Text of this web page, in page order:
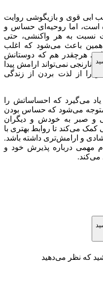
ابی قوی و بازیگوشی روایت
است، اما روحیه‌ای حساس و
نسبت به هر واکنشی، حتی
باعث می‌شود که اغلب
هرچقدر هم که دوستانش
نارنجی نمی‌تواند ارامش پیدا
را از لذت بردن از زندگی
می‌گیرد که احساساتش را
متوجه می‌شود که حساس بودن
و صبر به خودش و دیگران
کمک می‌کند تا روابط بهتری با
و ارامش‌تری داشته باشد.
مهمی درباره پذیرش خود و
می‌کند.
که نظر می‌دهید